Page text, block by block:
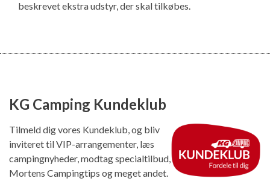
beskrevet ekstra udstyr, der skal tilkøbes.
KG Camping Kundeklub
Tilmeld dig vores Kundeklub, og bliv
inviteret til VIP-arrangementer, læs
campingnyheder, modtag specialtilbud,
Mortens Campingtips og meget andet.